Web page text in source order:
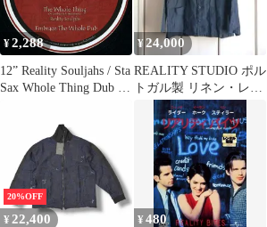
¥2,288
12” Reality Souljahs / Sta
Sax Whole Thing Dub /
TAB12003 Tablet
Records EU /00175
¥24,000
REALITY STUDIO ポル
トガル製 リネン・レー
ヨンカバーオール L
20%OFF
¥ 22,400 ¥480